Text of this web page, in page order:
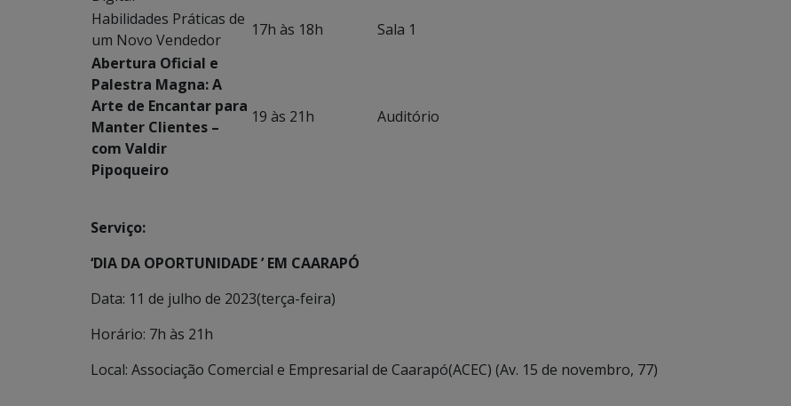
Habilidades Práticas de
um Novo Vendedor
17h às 18h
Sala 1
Abertura Oficial e
Palestra Magna: A
Arte de Encantar para
Manter Clientes –
com Valdir
Pipoqueiro
19 às 21h Auditório
Serviço:
‘DIA DA OPORTUNIDADE ’ EM CAARAPÓ
Data: 11 de julho de 2023(terça-feira)
Horário: 7h às 21h
Local: Associação Comercial e Empresarial de Caarapó(ACEC) (Av. 15 de novembro, 77)